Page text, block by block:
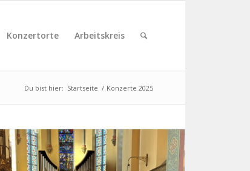
Konzertorte Arbeitskreis
Du bist hier: Startseite / Konzerte 2025